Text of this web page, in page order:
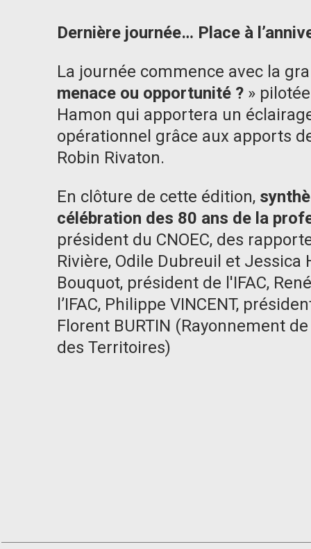
Dernière journée… Place à
La journée commence avec la
menace ou opportunité ? »
Hamon qui apportera un
opérationnel grâce aux apports
Robin Rivaton.
En clôture de cette édition,
célébration des 80 ans de la
président du CNOEC, des
Rivière, Odile Dubreuil et
Bouquot, président de l'IFAC,
l’IFAC, Philippe VINCENT,
Florent BURTIN (Rayonnement
des Territoires)